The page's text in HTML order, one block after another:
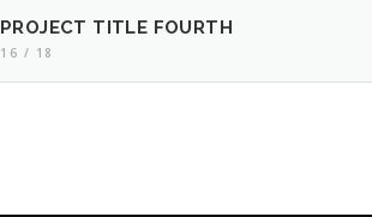
PROJECT TITLE FOURTH
16 / 18